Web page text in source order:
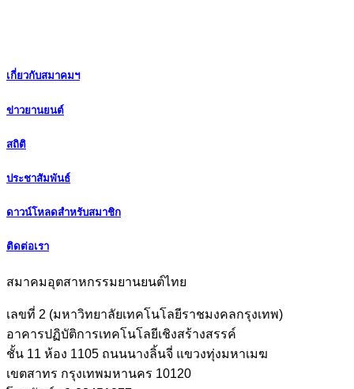
เกี่ยวกับสมาคมฯ
ข่าวยานยนต์
สถิติ
ประชาสัมพันธ์
ดาวน์โหลดสำหรับสมาชิก
ติดต่อเรา
สมาคมอุตสาหกรรมยานยนต์ไทย
เลขที่ 2 (มหาวิทยาลัยเทคโนโลยีราชมงคลกรุงเทพ)
อาคารปฏิบัติการเทคโนโลยีเชิงสร้างสรรค์
ชั้น 11 ห้อง 1105 ถนนนางลิ้นจี่ แขวงทุ่งมหาเมฆ
เขตสาทร กรุงเทพมหานคร 10120